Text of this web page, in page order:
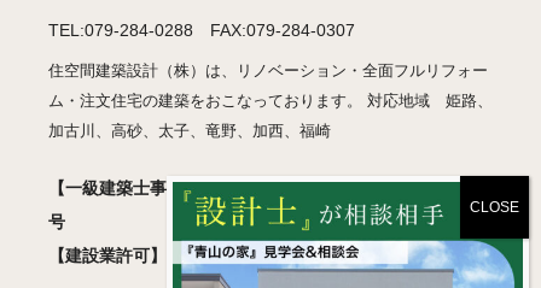
TEL:079-284-0288 FAX:079-284-0307
住空間建築設計（株）は、リノベーション・全面フルリフォー
ム・注文住宅の建築をおこなっております。 対応地域 姫路、
加古川、高砂、太子、竜野、加西、福崎
【一級建築士事務所】 兵庫県知事登録 許可01A05018
号
【建設業許可】 兵庫県知事登録 般-2 第460830号